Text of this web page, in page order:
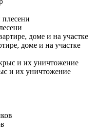
доме и на участке
и их уничтожение